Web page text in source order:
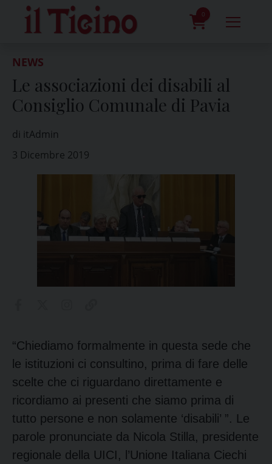
content
0
NEWS
Le associazioni dei disabili al
Consiglio Comunale di Pavia
di itAdmin
3 Dicembre 2019
“Chiediamo formalmente in questa sede che
le istituzioni ci consultino, prima di fare delle
scelte che ci riguardano direttamente e
ricordiamo ai presenti che siamo prima di
tutto persone e non solamente ‘disabili’ ”. Le
parole pronunciate da Nicola Stilla, presidente
regionale della UICI, l’Unione Italiana Ciechi